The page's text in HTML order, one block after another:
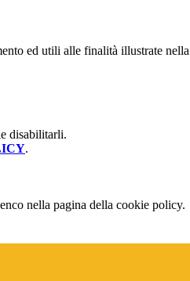
ed utili alle finalità illustrate nella
disabilitarli.
.
nella pagina della cookie policy.